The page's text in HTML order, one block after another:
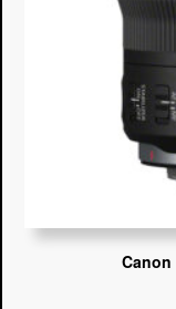
Canon